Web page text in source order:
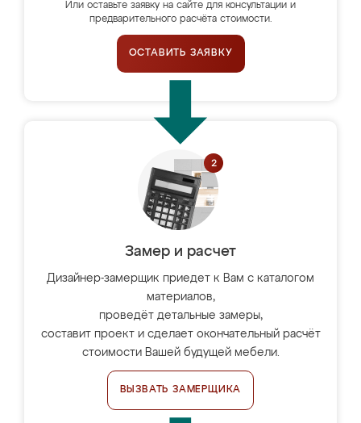
Или оставьте заявку на сайте для консультации и
предварительного расчёта стоимости.
ОСТАВИТЬ ЗАЯВКУ
Замер и расчет
Дизайнер-замерщик приедет к Вам с каталогом
материалов,
проведёт детальные замеры,
составит проект и сделает окончательный расчёт
стоимости Вашей будущей мебели.
ВЫЗВАТЬ ЗАМЕРЩИКА